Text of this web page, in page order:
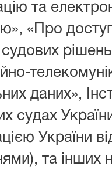
та
«Про
даних»,
судах
України
та інших